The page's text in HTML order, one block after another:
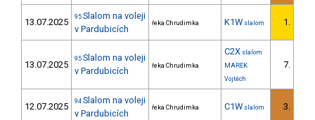
13.07.2025 95 Slalom na voleji
v Pardubicích
řeka Chrudimka K1W slalom 1.
13.07.2025
95 Slalom na voleji
v Pardubicích
řeka Chrudimka
C2X slalom
MAREK
Vojtěch
7.
12.07.2025 94 Slalom na voleji
v Pardubicích
řeka Chrudimka C1W slalom 3.